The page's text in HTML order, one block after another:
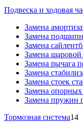
Подвеска и ходовая
Замена
Замена
Замена
Замена
Замена рычага
Замена
Замена стоек
Замена
Замена пружин
Тормозная система14